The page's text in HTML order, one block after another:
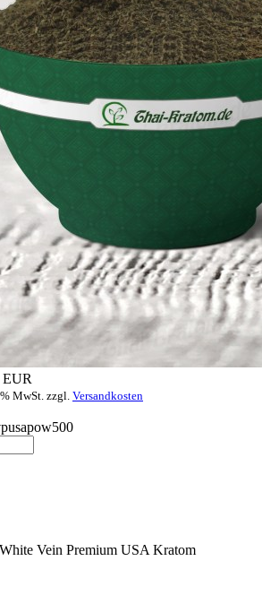
EUR
MwSt. zzgl. Versandkosten
Vein Premium USA Kratom